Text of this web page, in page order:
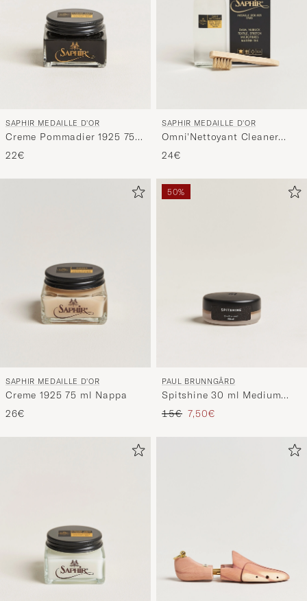
SAPHIR MEDAILLE D'OR
Creme Pommadier 1925 75
ml Black
22€
SAPHIR MEDAILLE D'OR
Omni'Nettoyant Cleaner
Neutral
24€
SAPHIR MEDAILLE D'OR
Creme 1925 75 ml Nappa
26€
50%
PAUL BRUNNGÅRD
Spitshine 30 ml Medium
Brown
Precio ordinario
15€ Precio reducido
7,50€